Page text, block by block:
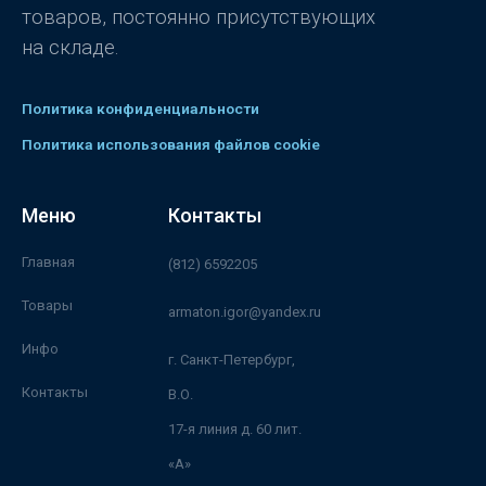
товаров, постоянно присутствующих
на складе.
Политика конфиденциальности
Политика использования файлов cookie
Меню
Главная
Товары
Инфо
Контакты
Контакты
(812) 6592205
armaton.igor@yandex.ru
г. Санкт-Петербург,
В.О.
17-я линия д. 60 лит.
«А»